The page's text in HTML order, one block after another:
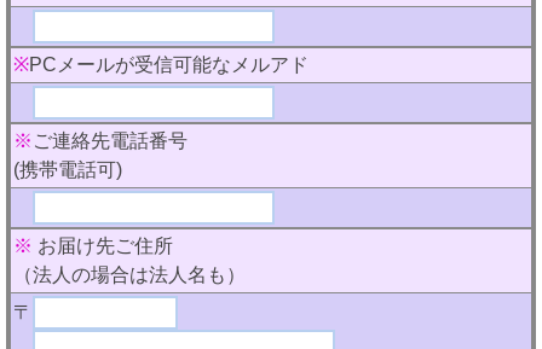
※PCメールが受信可能なメルアド
※ ご連絡先電話番号
(携帯電話可)
※ お届け先ご住所
（法人の場合は法人名も）
〒